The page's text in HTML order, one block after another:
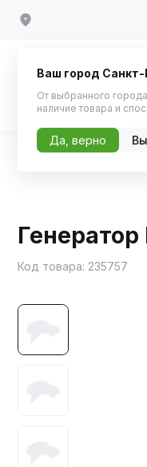
Код товара: 235757
Ваш город Санкт-
От выбранного
наличие товара и
Да, верно